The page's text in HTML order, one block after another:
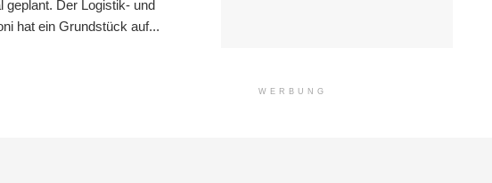
Der Logistik- und
hat ein Grundstück auf...
WERBUNG